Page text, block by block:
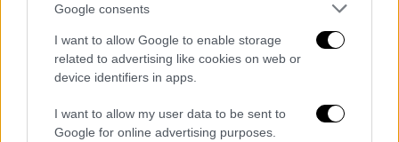
Google consents
I want to allow Google to enable storage
related to advertising like cookies on web or
device identifiers in apps.
I want to allow my user data to be sent to
Google for online advertising purposes.
διοργανώνεται τελετές αποκαλυπτηρίων. «Ο
χαμαιλέοντας Ντέιβιντ, ο οποίος άγγιξε
πολλές γενιές, ζωές, ήταν ο κατάλληλος
άνθρωπος για να επιστρέψουμε εδώ»
σημείωσε.